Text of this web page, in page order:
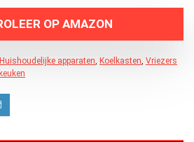
OP AMAZON
Huishoudelijke apparaten Koelkasten Vriezers